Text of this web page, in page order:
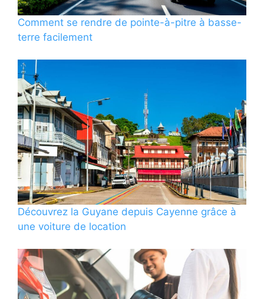
Comment se rendre de pointe-à-pitre à basse-
terre facilement
Découvrez la Guyane depuis Cayenne grâce à
une voiture de location